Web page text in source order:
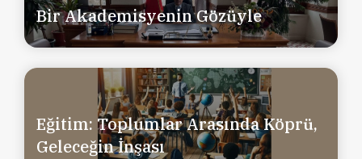
Bir Akademisyenin Gözüyle
Eğitim: Toplumlar Arasında Köprü,
Geleceğin İnşası